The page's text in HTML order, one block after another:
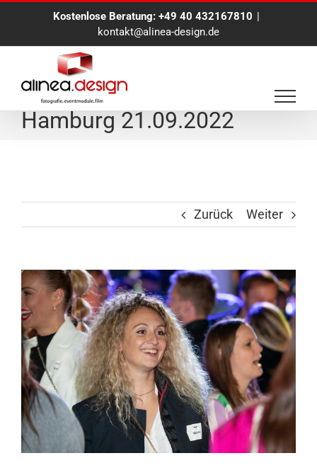
Kostenlose Beratung: +49 40 432167810 |
kontakt@alinea-design.de
Eventfotografie in
Hamburg 21.09.2022
Zurück Weiter
View
Larger
Image